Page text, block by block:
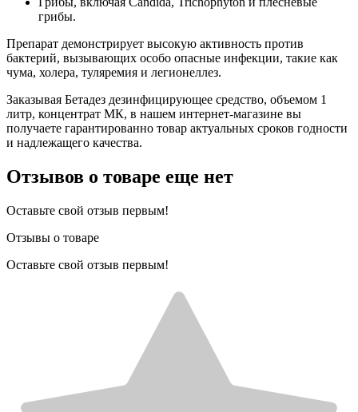
грибы.
Препарат демонстрирует высокую активность против
бактерий, вызывающих особо опасные инфекции, такие как
чума, холера, туляремия и легионеллез.
Заказывая Бетадез дезинфицирующее средство, объемом 1
литр, концентрат МК, в нашем интернет-магазине вы
получаете гарантированно товар актуальных сроков годности
и надлежащего качества.
Отзывов о товаре еще нет
Оставьте свой отзыв первым!
Отзывы о товаре
Оставьте свой отзыв первым!